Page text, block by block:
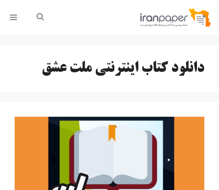
پرش
دانلود کتاب اینترنتی ملت عشق